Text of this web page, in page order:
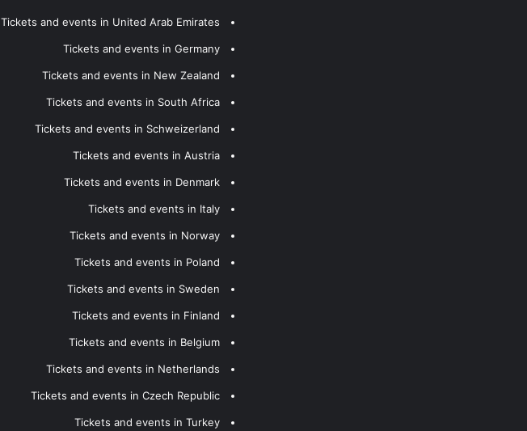
Tickets and events in United Arab Emirates
Tickets and events in Germany
Tickets and events in New Zealand
Tickets and events in South Africa
Tickets and events in Schweizerland
Tickets and events in Austria
Tickets and events in Denmark
Tickets and events in Italy
Tickets and events in Norway
Tickets and events in Poland
Tickets and events in Sweden
Tickets and events in Finland
Tickets and events in Belgium
Tickets and events in Netherlands
Tickets and events in Czech Republic
Tickets and events in Turkey